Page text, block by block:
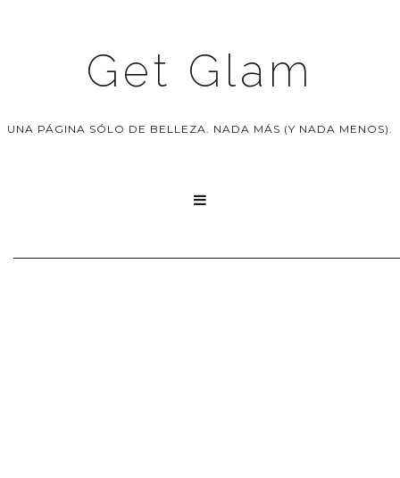
Get Glam
UNA PÁGINA SÓLO DE BELLEZA. NADA MÁS (Y NADA MENOS).
